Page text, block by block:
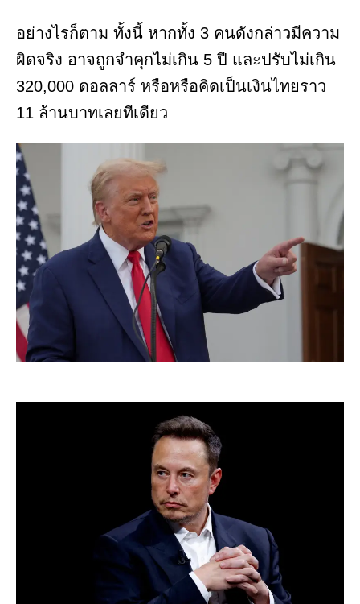
อย่างไรก็ตาม ทั้งนี้ หากทั้ง 3 คนดังกล่าวมีความ
ผิดจริง อาจถูกจำคุกไม่เกิน 5 ปี และปรับไม่เกิน
320,000 ดอลลาร์ หรือหรือคิดเป็นเงินไทยราว
11 ล้านบาทเลยทีเดียว